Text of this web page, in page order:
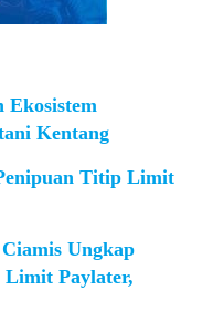
Ekosistem
Kentang
Titip Limit
Ungkap
Limit Paylater,